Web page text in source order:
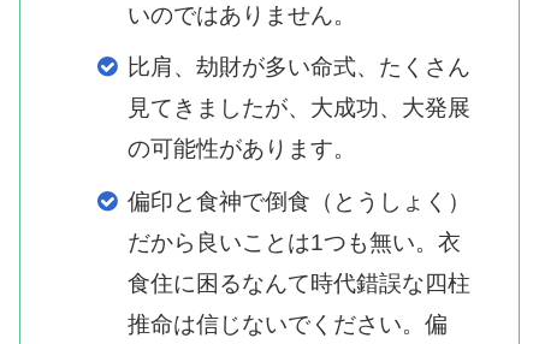
いのではありません。
比肩、劫財が多い命式、たくさん
見てきましたが、大成功、大発展
の可能性があります。
偏印と食神で倒食（とうしょく）
だから良いことは1つも無い。衣
食住に困るなんて時代錯誤な四柱
推命は信じないでください。偏